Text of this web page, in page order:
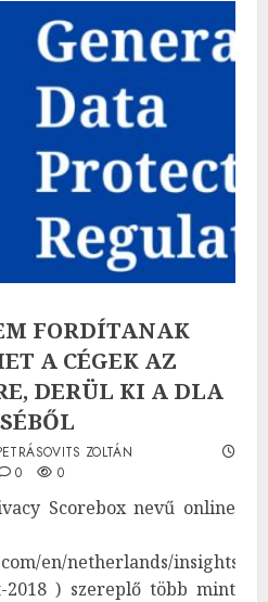
FORDÍTANAK
A CÉGEK AZ
DERÜL KI A DLA
ZOLTÁN
0 0
Scorebox nevű online
en/netherlands/insights/
2018 ) szereplő több mint